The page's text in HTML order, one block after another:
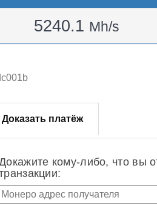
5240.1 Mh/s
Доказать платёж
кому-либо, что вы